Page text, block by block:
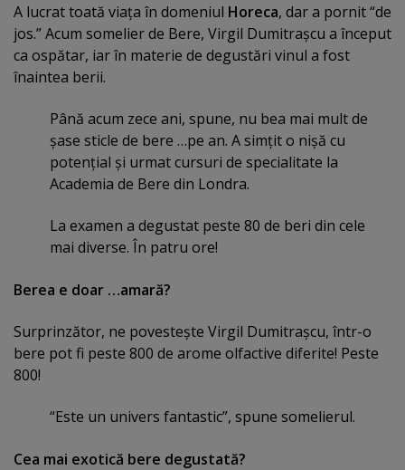
A lucrat toată viaţa în domeniul Horeca, dar a pornit “de
jos.” Acum somelier de Bere, Virgil Dumitraşcu a început
ca ospătar, iar în materie de degustări vinul a fost
înaintea berii.
Până acum zece ani, spune, nu bea mai mult de
şase sticle de bere …pe an. A simţit o nişă cu
potenţial şi urmat cursuri de specialitate la
Academia de Bere din Londra.
La examen a degustat peste 80 de beri din cele
mai diverse. În patru ore!
Berea e doar …amară?
Surprinzător, ne povesteşte Virgil Dumitraşcu, într-o
bere pot fi peste 800 de arome olfactive diferite! Peste
800!
“Este un univers fantastic”, spune somelierul.
Cea mai exotică bere degustată?